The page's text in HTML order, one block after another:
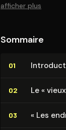
afficher plus
Sommaire
01
02 Le «
03 « Les